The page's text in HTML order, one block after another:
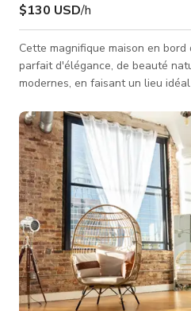
$130 USD/h
Cette magnifique maison en
parfait d'élégance, de beauté
modernes, en faisant un lieu
améliorera l'expérience de narration visuelle.
vaste terrasse offre un cadre
en plein air et des vues à
soleil au-dessus de l'eau. Les
ornés de